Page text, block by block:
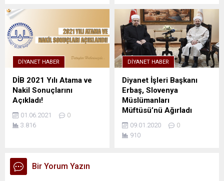
DIYANET HABER
DİB 2021 Yılı Atama ve
Nakil Sonuçlarını
Açıkladı!
01.06.2021
0
3.816
DIYANET HABER
Diyanet İşleri Başkanı
Erbaş, Slovenya
Müslümanları
Müftüsü’nü Ağırladı
09.01.2020
0
910
Bir Yorum Yazın